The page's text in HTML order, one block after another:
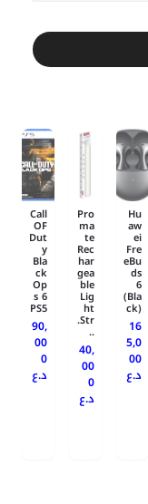
Hu
aw
ei
Fre
eBu
ds
6
(Bla
ck)
16
5,0
00
د.ع
Pro
ma
te
Rec
har
gea
ble
Lig
ht
Str.
..
40,
00
0
د.ع
Call
OF
Dut
y
Bla
ck
Op
s 6
PS5
90,
00
0
د.ع